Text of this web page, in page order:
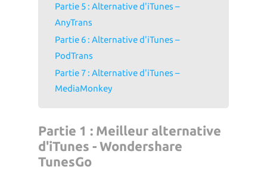
Partie 5 : Alternative d'iTunes –
AnyTrans
Partie 6 : Alternative d'iTunes –
PodTrans
Partie 7 : Alternative d'iTunes –
MediaMonkey
Partie 1 : Meilleur alternative
d'iTunes - Wondershare
TunesGo